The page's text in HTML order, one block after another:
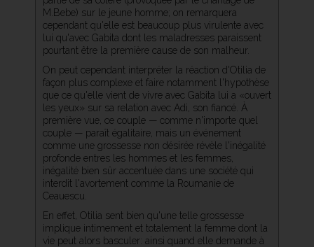
M.Bebe) sur le jeune homme; on remarquera
cependant qu'elle est beaucoup plus virulente avec
lui qu'avec Gabita dont les maladresses paraissent
pourtant être la première cause de son malheur.
On peut cependant interpréter la réaction d'Otilia de
façon plus complexe et faire notamment l'hypothèse
que ce qu'elle vient de vivre avec Gabita lui a «ouvert
les yeux» sur sa relation avec Adi, son fiancé. À
première vue, ce couple — comme n'importe quel
couple — paraît égalitaire, mais un événement
comme une grossesse non désirée révèle l'inégalité
profonde entres les hommes et les femmes,
inégalité bien sûr accentuée dans une société qui
interdit l'avortement comme la Roumanie de
Ceauescu.
En effet, Otilia sent bien qu'une telle grossesse
implique intimement et totalement la femme dont la
vie peut alors basculer: ainsi quand elle demande à